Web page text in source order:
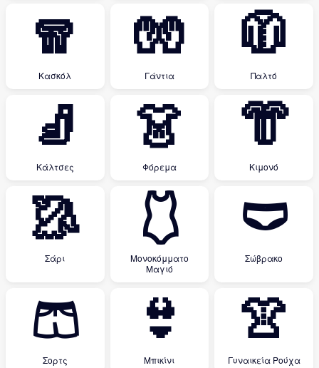
🧣
Κασκόλ
🧤
Γάντια
🧥
Παλτό
🧦
Κάλτσες
👗
Φόρεμα
👘
Κιμονό
🥻
Σάρι
🩱
Μονοκόμματο
Μαγιό
🩲
Σώβρακο
🩳
Σορτς
👙
Μπικίνι
👚
Γυναικεία Ρούχα